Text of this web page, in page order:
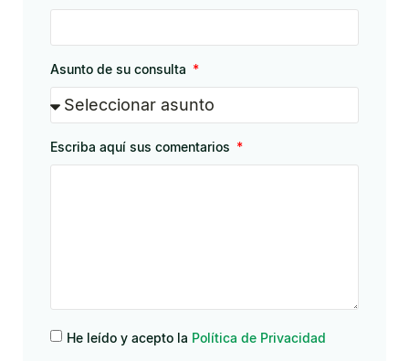
Asunto de su consulta
Escriba aquí sus comentarios
He leído y acepto la Política de Privacidad